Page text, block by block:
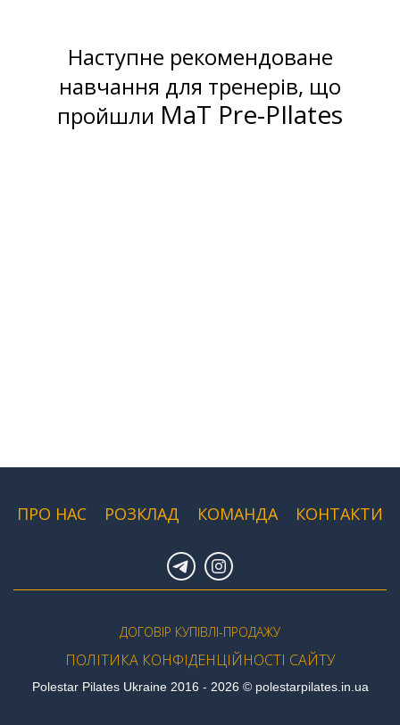
Наступне рекомендоване
навчання для тренерів, що
пройшли МаТ Pre-PIlates
ПРО НАС РОЗКЛАД КОМАНДА КОНТАКТИ
ДОГОВІР КУПІВЛІ-ПРОДАЖУ
ПОЛІТИКА КОНФІДЕНЦІЙНОСТІ САЙТУ
Polestar Pilates Ukraine 2016 - 2026 © polestarpilates.in.ua